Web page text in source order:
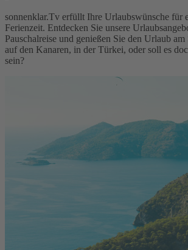
sonnenklar.Tv erfüllt Ihre Urlaubswünsche für
Ferienzeit. Entdecken Sie unsere
Pauschalreise und genießen Sie den Urlaub
auf den Kanaren, in der Türkei, oder soll es
sein?